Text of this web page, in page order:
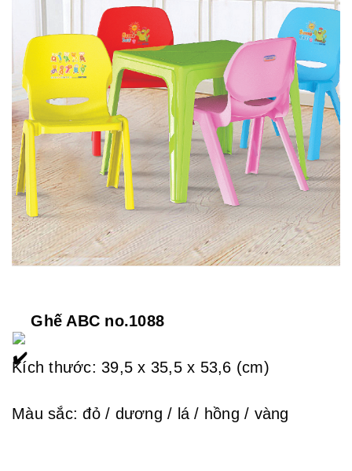
Ghế ABC no.1088
Kích thước: 39,5 x 35,5 x 53,6 (cm)
Màu sắc: đỏ / dương / lá / hồng / vàng